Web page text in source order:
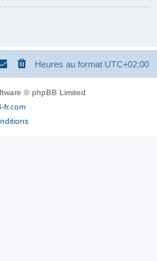
Heures au format UTC+02:00
© phpBB Limited
fr.com